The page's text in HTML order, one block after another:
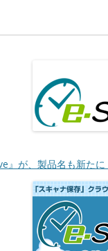
』が、製品名も新た